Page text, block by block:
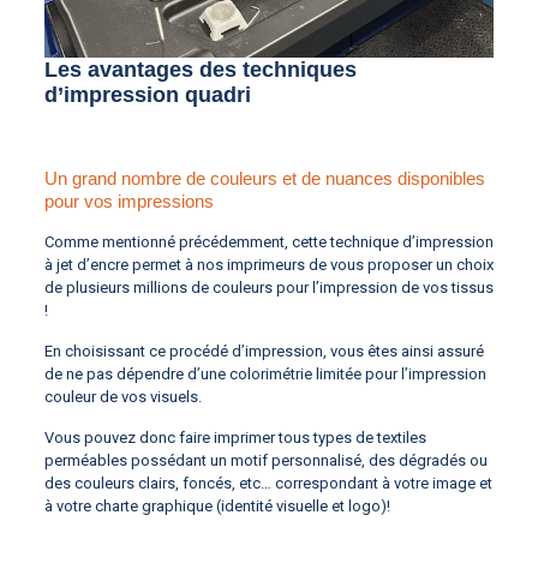
Les avantages des techniques
d’impression quadri
Un grand nombre de couleurs et de nuances disponibles
pour vos impressions
Comme mentionné précédemment, cette technique d’impression
à jet d’encre permet à nos imprimeurs de vous proposer un choix
de plusieurs millions de couleurs pour l’impression de vos tissus
!
En choisissant ce procédé d’impression, vous êtes ainsi assuré
de ne pas dépendre d’une colorimétrie limitée pour l’impression
couleur de vos visuels.
Vous pouvez donc faire imprimer tous types de textiles
perméables possédant un motif personnalisé, des dégradés ou
des couleurs clairs, foncés, etc… correspondant à votre image et
à votre charte graphique (identité visuelle et logo)!